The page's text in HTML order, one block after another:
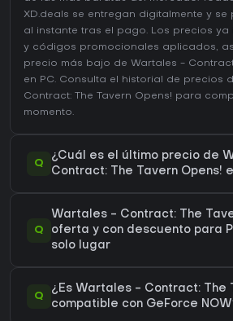
XD.deals se entregan digitalmente y
al instante tras el pago. Los precios ya
y códigos promocionales aplicados,
precio más bajo de Wartales -
en PC. Consulta el
historial de precios
Contract: The Tavern Opens! para
momento.
Q
¿Cuál es el último precio de
Contract: The Tavern Opens!
Q
Wartales - Contract: The
oferta y con descuento para
solo lugar
Q
¿Es Wartales - Contract: The
compatible con GeForce